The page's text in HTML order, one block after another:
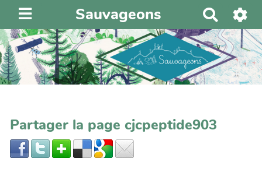
Sauvageons
e
c
h
e
r
Partager la page cjcpeptide903